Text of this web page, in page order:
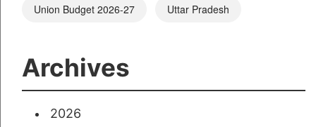
Union Budget 2026-27 Uttar Pradesh
Archives
2026